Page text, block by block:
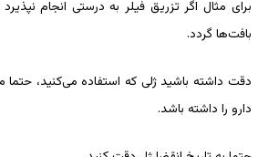
برای مثال اگر تزریق فیلر به درستی انجام
بافت‌ها گردد.
دقت داشته باشید ژلی که استفاده می‌کنید،
دارو را داشته باشد.